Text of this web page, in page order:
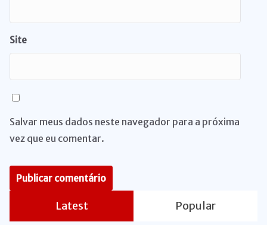
Site
Salvar meus dados neste navegador para a próxima
vez que eu comentar.
Latest Popular